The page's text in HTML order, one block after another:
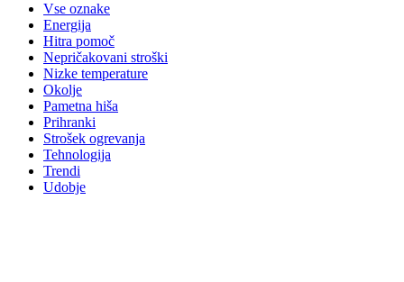
Vse oznake
Energija
Hitra pomoč
Nepričakovani stroški
Nizke temperature
Okolje
Pametna hiša
Prihranki
Strošek ogrevanja
Tehnologija
Trendi
Udobje